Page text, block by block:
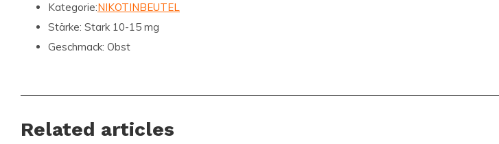
Kategorie:NIKOTINBEUTEL
Stärke: Stark 10-15 mg
Geschmack: Obst
Verpassen Sie nicht die Gelegenheit, Teil der globalen Gemeinschaft zufriedener
Related articles